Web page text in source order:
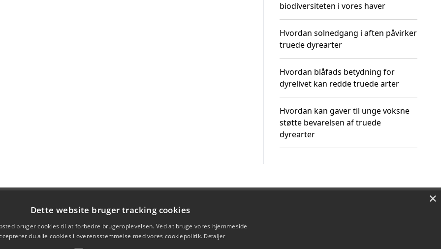
biodiversiteten i vores haver
Hvordan solnedgang i aften påvirker
truede dyrearter
Hvordan blåfads betydning for
dyrelivet kan redde truede arter
Hvordan kan gaver til unge voksne
støtte bevarelsen af truede
dyrearter
×
Dette website bruger tracking cookies
bruger cookies til at forbedre brugeroplevelsen. Ved at bruge vores hjemmeside
du alle cookies i overensstemmelse med vores cookiepolitik. Detaljer